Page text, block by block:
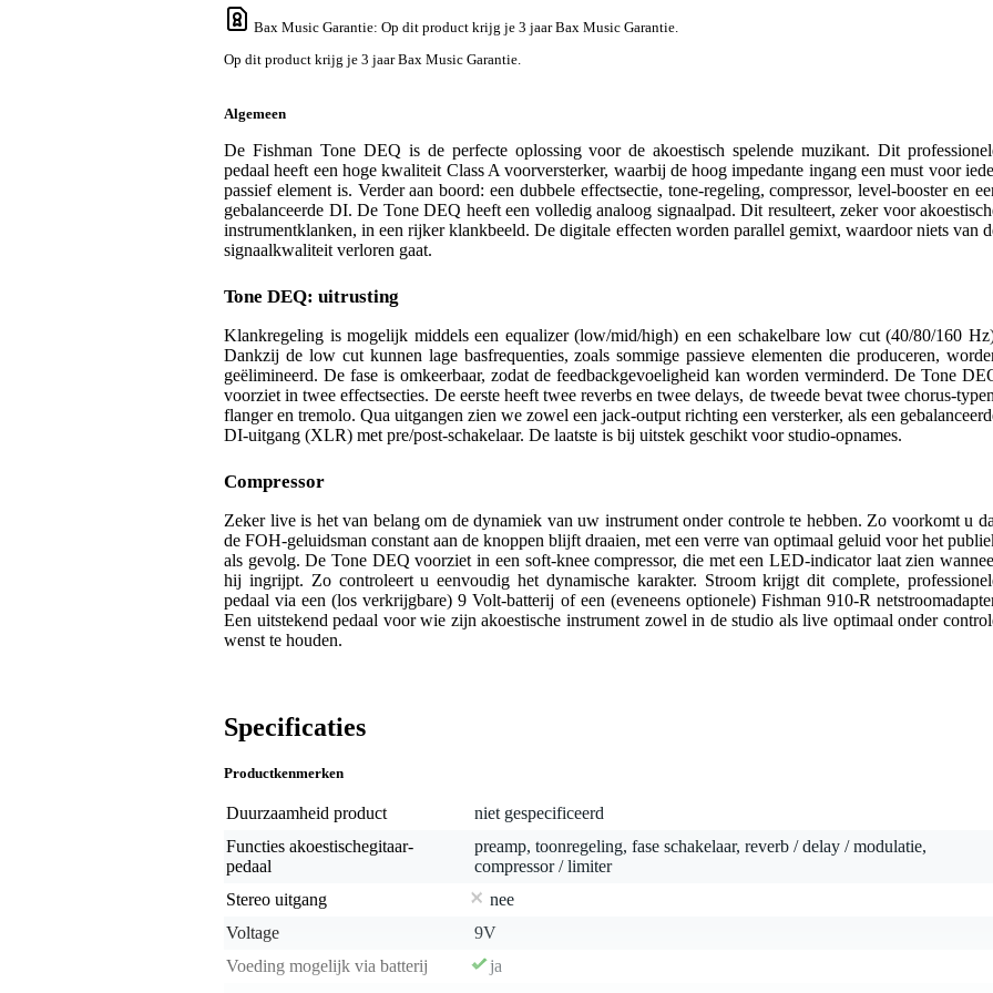
Bax Music Garantie: Op dit product krijg je 3 jaar Bax Music Garantie.
Op dit product krijg je 3 jaar Bax Music Garantie.
Algemeen
De Fishman Tone DEQ is de perfecte oplossing voor de akoestisch spelende muzikant. Dit
pedaal heeft een hoge kwaliteit Class A voorversterker, waarbij de hoog impedante ingang een must voor
passief element is. Verder aan boord: een dubbele effectsectie, tone-regeling, compressor, level-booster en
gebalanceerde DI. De Tone DEQ heeft een volledig analoog signaalpad. Dit resulteert, zeker voor
instrumentklanken, in een rijker klankbeeld. De digitale effecten worden parallel gemixt, waardoor niets van
signaalkwaliteit verloren gaat.
Tone DEQ: uitrusting
Klankregeling is mogelijk middels een equalizer (low/mid/high) en een schakelbare low cut (40/80/160
Dankzij de low cut kunnen lage basfrequenties, zoals sommige passieve elementen die produceren,
geëlimineerd. De fase is omkeerbaar, zodat de feedbackgevoeligheid kan worden verminderd. De Tone
voorziet in twee effectsecties. De eerste heeft twee reverbs en twee delays, de tweede bevat twee chorus-
flanger en tremolo. Qua uitgangen zien we zowel een jack-output richting een versterker, als een
DI-uitgang (XLR) met pre/post-schakelaar. De laatste is bij uitstek geschikt voor studio-opnames.
Compressor
Zeker live is het van belang om de dynamiek van uw instrument onder controle te hebben. Zo voorkomt u
de FOH-geluidsman constant aan de knoppen blijft draaien, met een verre van optimaal geluid voor het
als gevolg. De Tone DEQ voorziet in een soft-knee compressor, die met een LED-indicator laat zien
hij ingrijpt. Zo controleert u eenvoudig het dynamische karakter. Stroom krijgt dit complete,
pedaal via een (los verkrijgbare) 9 Volt-batterij of een (eveneens optionele) Fishman 910-R
Een uitstekend pedaal voor wie zijn akoestische instrument zowel in de studio als live optimaal onder
wenst te houden.
Specificaties
Productkenmerken
Duurzaamheid product
niet gespecificeerd
Functies akoestischegitaar-
pedaal
preamp, toonregeling, fase schakelaar, reverb / delay / modulatie,
compressor / limiter
Stereo uitgang
nee
Voltage
9V
Voeding mogelijk via batterij
ja